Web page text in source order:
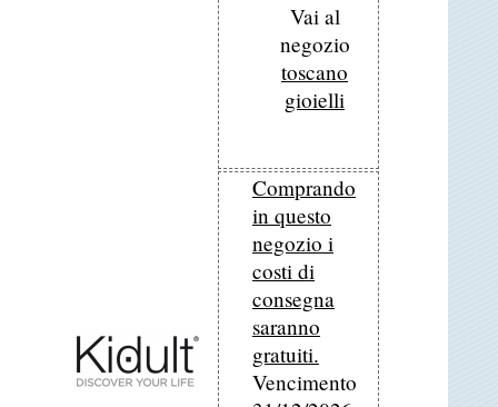
Vai al
negozio
toscano
gioielli
Comprando
in questo
negozio i
costi di
consegna
saranno
gratuiti.
Vencimento